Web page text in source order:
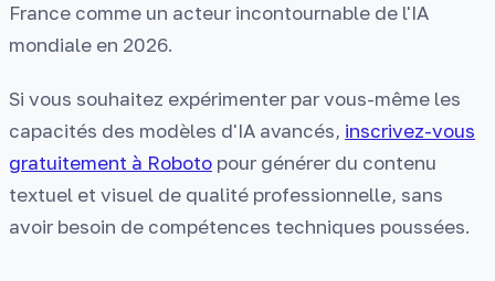
France comme un acteur incontournable de l'IA
mondiale en 2026.
Si vous souhaitez expérimenter par vous-même les
capacités des modèles d'IA avancés, inscrivez-vous
gratuitement à Roboto pour générer du contenu
textuel et visuel de qualité professionnelle, sans
avoir besoin de compétences techniques poussées.